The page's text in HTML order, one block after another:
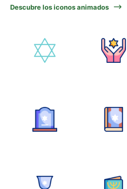
Descubre los iconos animados